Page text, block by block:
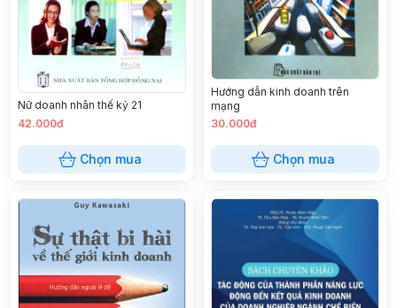
Nữ doanh nhân thế kỷ 21
42.000đ
Chọn mua
Hướng dẫn kinh doanh trên
mạng
30.000đ
Chọn mua